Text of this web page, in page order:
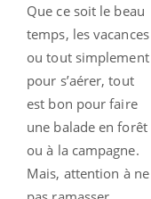
Que ce soit le beau
temps, les vacances
ou tout simplement
pour s’aérer, tout
est bon pour faire
une balade en forêt
ou à la campagne.
Mais, attention à ne